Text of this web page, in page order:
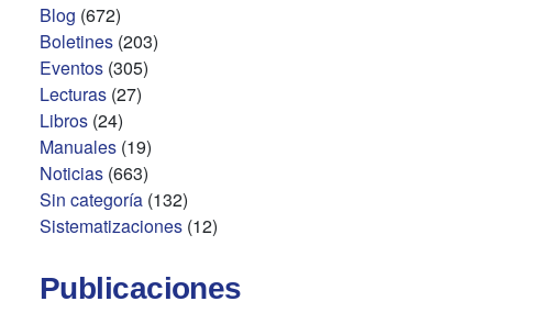
Blog (672)
Boletines (203)
Eventos (305)
Lecturas (27)
Libros (24)
Manuales (19)
Noticias (663)
Sin categoría (132)
Sistematizaciones (12)
Publicaciones